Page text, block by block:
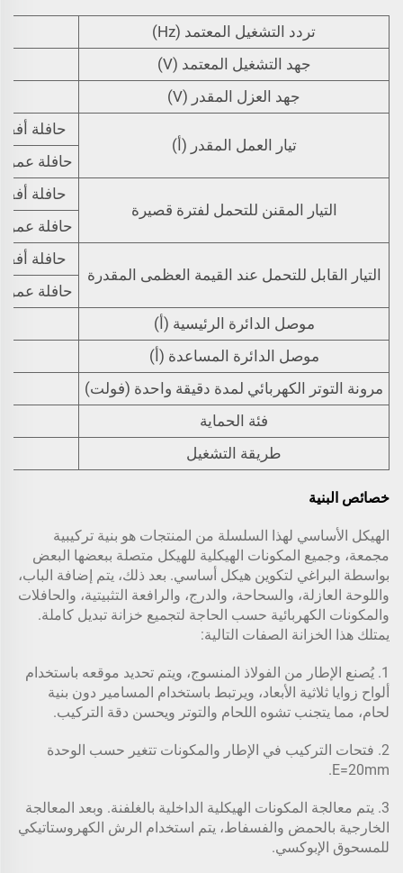
تردد التشغيل المعتمد (Hz)
جهد التشغيل المعتمد (V)
جهد العزل المقدر (V)
تيار العمل المقدر (أ)
حافلة
حافلة
التيار المقنن للتحمل لفترة قصيرة
حافلة
حافلة
التيار القابل للتحمل عند القيمة العظمى المقدرة
حافلة
حافلة
موصل الدائرة الرئيسية (أ)
موصل الدائرة المساعدة (أ)
مرونة التوتر الكهربائي لمدة دقيقة واحدة (فولت)
فئة الحماية
طريقة التشغيل
خصائص البنية
الهيكل الأساسي لهذا السلسلة من المنتجات هو بنية تركيبية
مجمعة، وجميع المكونات الهيكلية للهيكل متصلة ببعضها البعض
بواسطة البراغي لتكوين هيكل أساسي. بعد ذلك، يتم إضافة الباب،
واللوحة العازلة، والسحاحة، والدرج، والرافعة التثبيتية، والحافلات
والمكونات الكهربائية حسب الحاجة لتجميع خزانة تبديل كاملة.
يمتلك هذا الخزانة الصفات التالية:
1. يُصنع الإطار من الفولاذ المنسوج، ويتم تحديد موقعه باستخدام
ألواح زوايا ثلاثية الأبعاد، ويرتبط باستخدام المسامير دون بنية
لحام، مما يتجنب تشوه اللحام والتوتر ويحسن دقة التركيب.
2. فتحات التركيب في الإطار والمكونات تتغير حسب الوحدة
E=20mm.
3. يتم معالجة المكونات الهيكلية الداخلية بالغلفنة. وبعد المعالجة
الخارجية بالحمض والفسفاط، يتم استخدام الرش الكهروستاتيكي
للمسحوق الإبوكسي.